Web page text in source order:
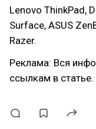
Lenovo ThinkPad,
Surface, ASUS
Razer.
Реклама: Вся
ссылкам в статье.